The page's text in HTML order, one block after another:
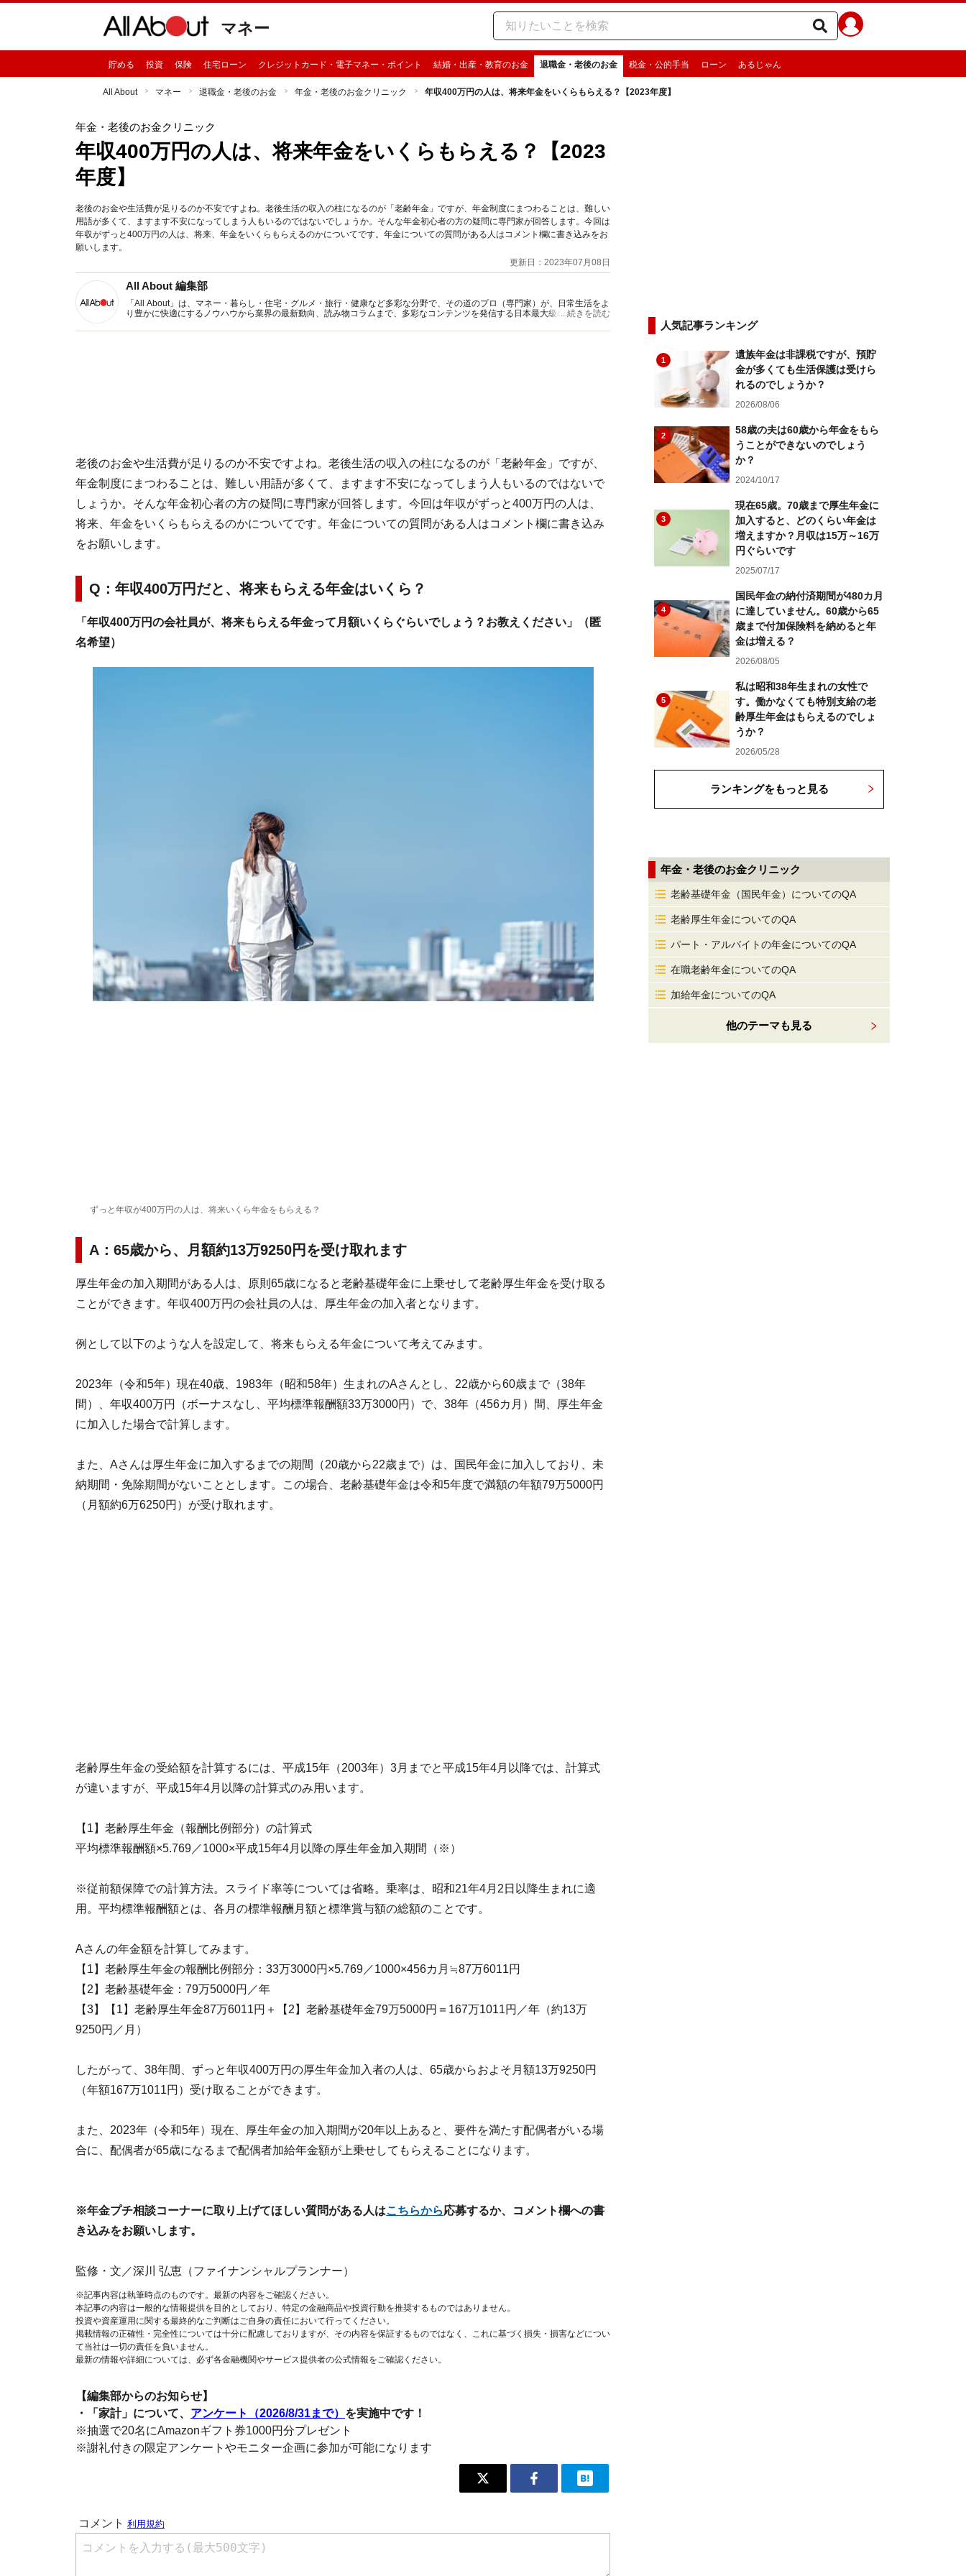
マネー
貯める 投資 保険 住宅ローン クレジットカード・電子マネー・ポイント 結婚・出産・教育のお金 退職金・老後のお金 税金・公的手当 ローン あるじゃん
All About マネー 退職金・老後のお金 年金・老後のお金クリニック 年収400万円の人は、将来年金をいくらもらえる？【2023年度】
年金・老後のお金クリニック
年収400万円の人は、将来年金をいくらもらえる？【2023
年度】
老後のお金や生活費が足りるのか不安ですよね。老後生活の収入の柱になるのが「老齢年金」ですが、年金制度にまつわることは、難しい
用語が多くて、ますます不安になってしまう人もいるのではないでしょうか。そんな年金初心者の方の疑問に専門家が回答します。今回は
年収がずっと400万円の人は、将来、年金をいくらもらえるのかについてです。年金についての質問がある人はコメント欄に書き込みをお
願いします。
更新日：2023年07月08日
All About 編集部
「All About」は、マネー・暮らし・住宅・グルメ・旅行・健康など多彩な分野で、その道のプロ（専門家）が、日常生活をよ
り豊かに快適にするノウハウから業界の最新動向、読み物コラムまで、多彩なコンテンツを発信する日本最大級の総合情報サ
...続きを読む
老後のお金や生活費が足りるのか不安ですよね。老後生活の収入の柱になるのが「老齢年金」ですが、
年金制度にまつわることは、難しい用語が多くて、ますます不安になってしまう人もいるのではないで
しょうか。そんな年金初心者の方の疑問に専門家が回答します。今回は年収がずっと400万円の人は、
将来、年金をいくらもらえるのかについてです。年金についての質問がある人はコメント欄に書き込み
をお願いします。
Q：年収400万円だと、将来もらえる年金はいくら？
「年収400万円の会社員が、将来もらえる年金って月額いくらぐらいでしょう？お教えください」（匿
名希望）
ずっと年収が400万円の人は、将来いくら年金をもらえる？
A：65歳から、月額約13万9250円を受け取れます
厚生年金の加入期間がある人は、原則65歳になると老齢基礎年金に上乗せして老齢厚生年金を受け取る
ことができます。年収400万円の会社員の人は、厚生年金の加入者となります。
例として以下のような人を設定して、将来もらえる年金について考えてみます。
2023年（令和5年）現在40歳、1983年（昭和58年）生まれのAさんとし、22歳から60歳まで（38年
間）、年収400万円（ボーナスなし、平均標準報酬額33万3000円）で、38年（456カ月）間、厚生年金
に加入した場合で計算します。
また、Aさんは厚生年金に加入するまでの期間（20歳から22歳まで）は、国民年金に加入しており、未
納期間・免除期間がないこととします。この場合、老齢基礎年金は令和5年度で満額の年額79万5000円
（月額約6万6250円）が受け取れます。
老齢厚生年金の受給額を計算するには、平成15年（2003年）3月までと平成15年4月以降では、計算式
が違いますが、平成15年4月以降の計算式のみ用います。
【1】老齢厚生年金（報酬比例部分）の計算式
平均標準報酬額×5.769／1000×平成15年4月以降の厚生年金加入期間（※）
※従前額保障での計算方法。スライド率等については省略。乗率は、昭和21年4月2日以降生まれに適
用。平均標準報酬額とは、各月の標準報酬月額と標準賞与額の総額のことです。
Aさんの年金額を計算してみます。
【1】老齢厚生年金の報酬比例部分：33万3000円×5.769／1000×456カ月≒87万6011円
【2】老齢基礎年金：79万5000円／年
【3】【1】老齢厚生年金87万6011円＋【2】老齢基礎年金79万5000円＝167万1011円／年（約13万
9250円／月）
したがって、38年間、ずっと年収400万円の厚生年金加入者の人は、65歳からおよそ月額13万9250円
（年額167万1011円）受け取ることができます。
また、2023年（令和5年）現在、厚生年金の加入期間が20年以上あると、要件を満たす配偶者がいる場
合に、配偶者が65歳になるまで配偶者加給年金額が上乗せしてもらえることになります。
※年金プチ相談コーナーに取り上げてほしい質問がある人はこちらから応募するか、コメント欄への書
き込みをお願いします。
監修・文／深川 弘恵（ファイナンシャルプランナー）
※記事内容は執筆時点のものです。最新の内容をご確認ください。
本記事の内容は一般的な情報提供を目的としており、特定の金融商品や投資行動を推奨するものではありません。
投資や資産運用に関する最終的なご判断はご自身の責任において行ってください。
掲載情報の正確性・完全性については十分に配慮しておりますが、その内容を保証するものではなく、これに基づく損失・損害などについ
て当社は一切の責任を負いません。
最新の情報や詳細については、必ず各金融機関やサービス提供者の公式情報をご確認ください。
【編集部からのお知らせ】
・「家計」について、 アンケート（2026/8/31まで） を実施中です！
※抽選で20名にAmazonギフト券1000円分プレゼント
※謝礼付きの限定アンケートやモニター企画に参加が可能になります
人気記事ランキング
1
遺族年金は非課税ですが、預貯
金が多くても生活保護は受けら
れるのでしょうか？
2026/08/06
2
58歳の夫は60歳から年金をもら
うことができないのでしょう
か？
2024/10/17
3
現在65歳。70歳まで厚生年金に
加入すると、どのくらい年金は
増えますか？月収は15万～16万
円ぐらいです
2025/07/17
4
国民年金の納付済期間が480カ月
に達していません。60歳から65
歳まで付加保険料を納めると年
金は増える？
2026/08/05
5
私は昭和38年生まれの女性で
す。働かなくても特別支給の老
齢厚生年金はもらえるのでしょ
うか？
2026/05/28
ランキングをもっと見る
年金・老後のお金クリニック
老齢基礎年金（国民年金）についてのQA
老齢厚生年金についてのQA
パート・アルバイトの年金についてのQA
在職老齢年金についてのQA
加給年金についてのQA
他のテーマも見る